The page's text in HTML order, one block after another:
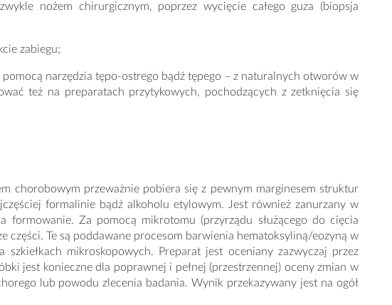
nożem chirurgicznym, poprzez wycięcie całego guza (biopsja
zabiegu;
narzędzia tępo-ostrego bądź tępego – z naturalnych otworów w
też na preparatach przytykowych, pochodzących z zetknięcia się
chorobowym przeważnie pobiera się z pewnym marginesem struktur
formalinie bądź alkoholu etylowym. Jest również zanurzany w
Za pomocą mikrotomu (przyrządu służącego do cięcia
części. Te są poddawane procesom barwienia hematoksyliną/eozyną w
mikroskopowych. Preparat jest oceniany zazwyczaj przez
jest konieczne dla poprawnej i pełnej (przestrzennej) oceny zmian w
lub powodu zlecenia badania. Wynik przekazywany jest na ogół